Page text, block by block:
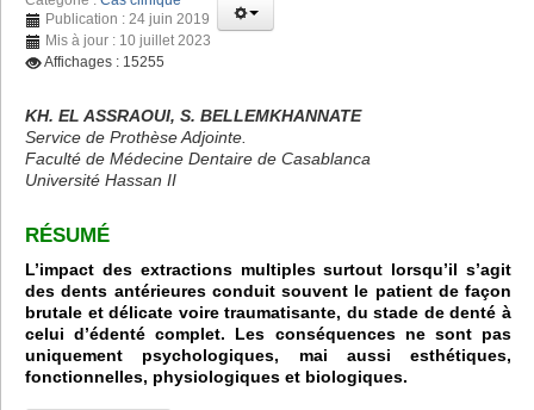
Publication : 24 juin 2019
Mis à jour : 10 juillet 2023
Affichages : 15255
KH. EL ASSRAOUI, S. BELLEMKHANNATE
Service de Prothèse Adjointe.
Faculté de Médecine Dentaire de Casablanca
Université Hassan II
RÉSUMÉ
L’impact des extractions multiples surtout lorsqu’il s’agit
des dents antérieures conduit souvent le patient de façon
brutale et délicate voire traumatisante, du stade de denté à
celui d’édenté complet. Les conséquences ne sont pas
uniquement psychologiques, mai aussi esthétiques,
fonctionnelles, physiologiques et biologiques.